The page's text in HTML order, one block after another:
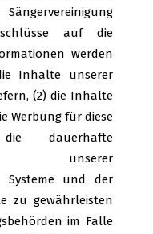
auf die
werden
Inhalte unserer
(2) die Inhalte
Werbung für diese
dauerhafte
unserer
Systeme und der
zu gewährleisten
im Falle